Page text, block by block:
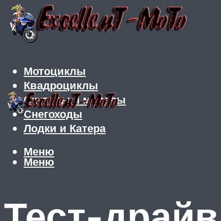
Мотоциклы
Квадроциклы
Скутеры и мопеды
Снегоходы
Лодки и Катера
Меню
Меню